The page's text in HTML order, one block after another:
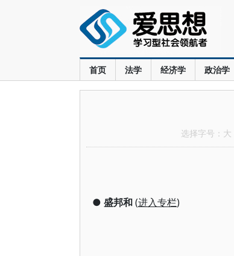
首页 法学 经济学 政治学
选择字号： 大
● 盛邦和(进入专栏)